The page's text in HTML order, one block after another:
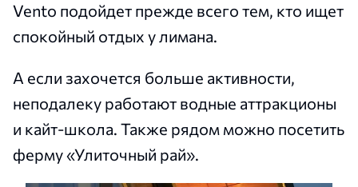
Vento подойдет прежде всего тем, кто ищет
спокойный отдых у лимана.
А если захочется больше активности,
неподалеку работают водные аттракционы
и кайт-школа. Также рядом можно посетить
ферму «Улиточный рай».